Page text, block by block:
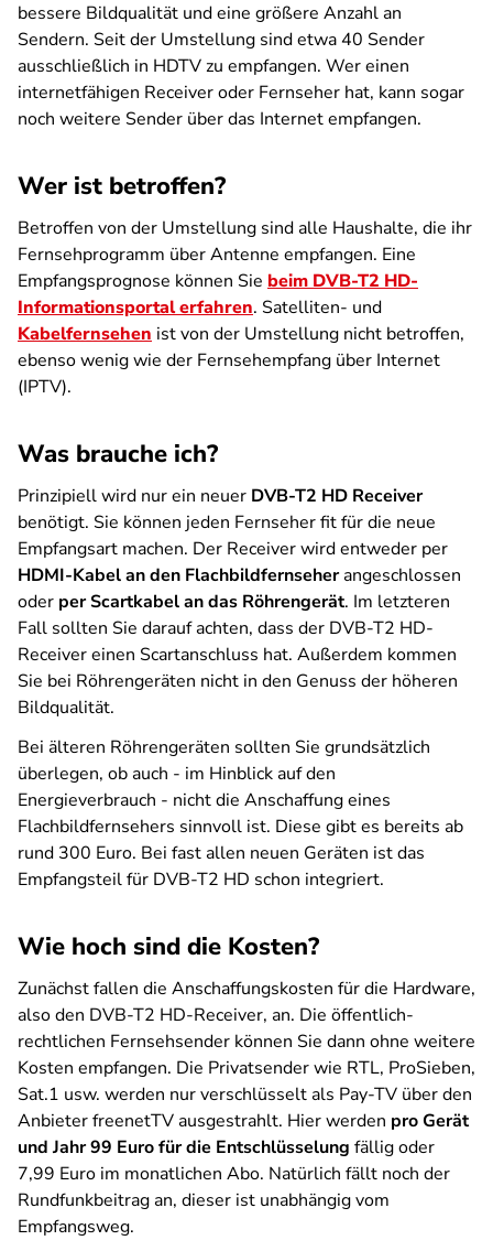
bessere Bildqualität und eine größere Anzahl an
Sendern. Seit der Umstellung sind etwa 40 Sender
ausschließlich in HDTV zu empfangen. Wer einen
internetfähigen Receiver oder Fernseher hat, kann sogar
noch weitere Sender über das Internet empfangen.
Wer ist betroffen?
Betroffen von der Umstellung sind alle Haushalte, die ihr
Fernsehprogramm über Antenne empfangen. Eine
Empfangsprognose können Sie beim DVB-T2 HD-
Informationsportal erfahren. Satelliten- und
Kabelfernsehen ist von der Umstellung nicht betroffen,
ebenso wenig wie der Fernsehempfang über Internet
(IPTV).
Was brauche ich?
Prinzipiell wird nur ein neuer DVB-T2 HD Receiver
benötigt. Sie können jeden Fernseher fit für die neue
Empfangsart machen. Der Receiver wird entweder per
HDMI-Kabel an den Flachbildfernseherangeschlossen
oder per Scartkabel an das Röhrengerät. Im letzteren
Fall sollten Sie darauf achten, dass der DVB-T2 HD-
Receiver einen Scartanschluss hat. Außerdem kommen
Sie bei Röhrengeräten nicht in den Genuss der höheren
Bildqualität.
Bei älteren Röhrengeräten sollten Sie grundsätzlich
überlegen, ob auch - im Hinblick auf den
Energieverbrauch - nicht die Anschaffung eines
Flachbildfernsehers sinnvoll ist. Diese gibt es bereits ab
rund 300 Euro. Bei fast allen neuen Geräten ist das
Empfangsteil für DVB-T2 HD schon integriert.
Wie hoch sind die Kosten?
Zunächst fallen die Anschaffungskosten für die Hardware,
also den DVB-T2 HD-Receiver, an. Die öffentlich-
rechtlichen Fernsehsender können Sie dann ohne weitere
Kosten empfangen. Die Privatsender wie RTL, ProSieben,
Sat.1 usw. werden nur verschlüsselt als Pay-TV über den
Anbieter freenetTV ausgestrahlt. Hier werden pro Gerät
und Jahr 99 Euro für die Entschlüsselung fällig oder
7,99 Euro im monatlichen Abo. Natürlich fällt noch der
Rundfunkbeitrag an, dieser ist unabhängig vom
Empfangsweg.